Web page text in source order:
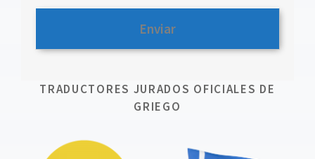
TRADUCTORES JURADOS OFICIALES DE
GRIEGO